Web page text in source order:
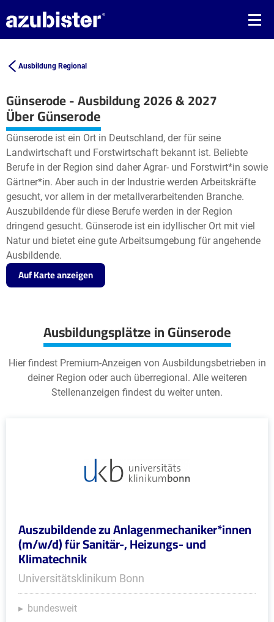
Ausbildung Regional
Günserode - Ausbildung 2026 & 2027
+
−
Leaflet| ©OpenStreetMap2
Über Günserode
Günserode ist ein Ort in Deutschland, der für seine
Landwirtschaft und Forstwirtschaft bekannt ist. Beliebte
Berufe in der Region sind daher Agrar- und Forstwirt*in sowie
Gärtner*in. Aber auch in der Industrie werden Arbeitskräfte
gesucht, vor allem in der metallverarbeitenden Branche.
Auszubildende für diese Berufe werden in der Region
dringend gesucht. Günserode ist ein idyllischer Ort mit viel
Natur und bietet eine gute Arbeitsumgebung für angehende
Ausbildende.
Auf Karte anzeigen
Ausbildungsplätze in Günserode
Hier findest Premium-Anzeigen von Ausbildungsbetrieben in
deiner Region oder auch überregional. Alle weiteren
Stellenanzeigen findest du weiter unten.
Auszubildende zu Anlagenmechaniker*innen
(m/w/d) für Sanitär-, Heizungs- und
Klimatechnik
Universitätsklinikum Bonn
bundesweit